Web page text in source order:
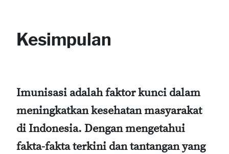
Kesimpulan
Imunisasi adalah faktor kunci dalam
meningkatkan kesehatan masyarakat
di Indonesia. Dengan mengetahui
fakta-fakta terkini dan tantangan yang